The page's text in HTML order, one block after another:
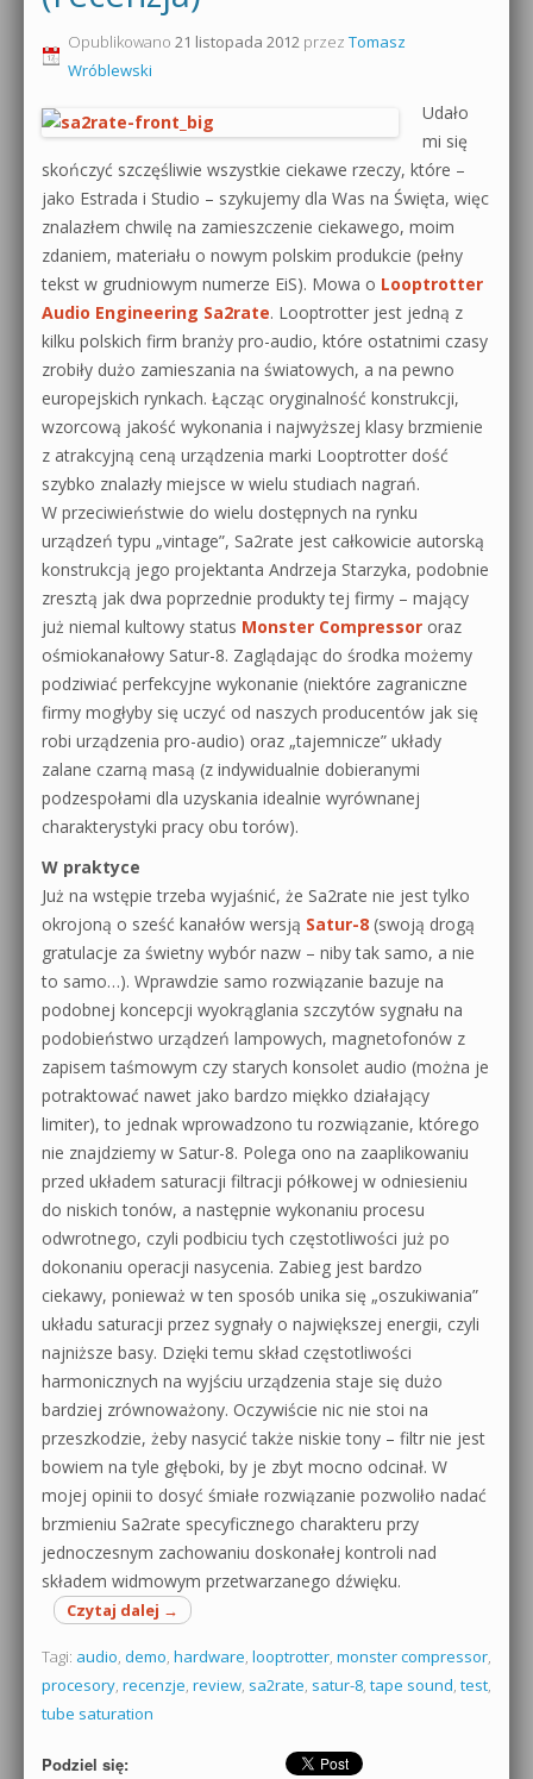
Produkcja muzyczna od podstaw
Sylenth1 od podstaw
Sound Forge od podstaw
Dubstep z syntezatorem Massive
Kontakt 5 Kompendium
Pakiety
0dB.pl - informacje
Materiały dla mediów
Archiwum aktualności
Polityka prywatności
Regulamin
Działanie sklepu internetowego
Wyszukiwanie
Opublikowano 21 listopada 2012 przez Tomasz
Wróblewski
Udało
mi się
skończyć szczęśliwie wszystkie ciekawe rzeczy, które –
jako Estrada i Studio – szykujemy dla Was na Święta, więc
znalazłem chwilę na zamieszczenie ciekawego, moim
zdaniem, materiału o nowym polskim produkcie (pełny
tekst w grudniowym numerze EiS). Mowa o Looptrotter
Audio Engineering Sa2rate. Looptrotter jest jedną z
kilku polskich firm branży pro-audio, które ostatnimi czasy
zrobiły dużo zamieszania na światowych, a na pewno
europejskich rynkach. Łącząc oryginalność konstrukcji,
wzorcową jakość wykonania i najwyższej klasy brzmienie
z atrakcyjną ceną urządzenia marki Looptrotter dość
szybko znalazły miejsce w wielu studiach nagrań.
W przeciwieństwie do wielu dostępnych na rynku
urządzeń typu „vintage”, Sa2rate jest całkowicie autorską
konstrukcją jego projektanta Andrzeja Starzyka, podobnie
zresztą jak dwa poprzednie produkty tej firmy – mający
już niemal kultowy status Monster Compressor oraz
ośmiokanałowy Satur-8. Zaglądając do środka możemy
podziwiać perfekcyjne wykonanie (niektóre zagraniczne
firmy mogłyby się uczyć od naszych producentów jak się
robi urządzenia pro-audio) oraz „tajemnicze” układy
zalane czarną masą (z indywidualnie dobieranymi
podzespołami dla uzyskania idealnie wyrównanej
charakterystyki pracy obu torów).
W praktyce
Już na wstępie trzeba wyjaśnić, że Sa2rate nie jest tylko
okrojoną o sześć kanałów wersją Satur-8 (swoją drogą
gratulacje za świetny wybór nazw – niby tak samo, a nie
to samo…). Wprawdzie samo rozwiązanie bazuje na
podobnej koncepcji wyokrąglania szczytów sygnału na
podobieństwo urządzeń lampowych, magnetofonów z
zapisem taśmowym czy starych konsolet audio (można je
potraktować nawet jako bardzo miękko działający
limiter), to jednak wprowadzono tu rozwiązanie, którego
nie znajdziemy w Satur-8. Polega ono na zaaplikowaniu
przed układem saturacji filtracji półkowej w odniesieniu
do niskich tonów, a następnie wykonaniu procesu
odwrotnego, czyli podbiciu tych częstotliwości już po
dokonaniu operacji nasycenia. Zabieg jest bardzo
ciekawy, ponieważ w ten sposób unika się „oszukiwania”
układu saturacji przez sygnały o największej energii, czyli
najniższe basy. Dzięki temu skład częstotliwości
harmonicznych na wyjściu urządzenia staje się dużo
bardziej zrównoważony. Oczywiście nic nie stoi na
przeszkodzie, żeby nasycić także niskie tony – filtr nie jest
bowiem na tyle głęboki, by je zbyt mocno odcinał. W
mojej opinii to dosyć śmiałe rozwiązanie pozwoliło nadać
brzmieniu Sa2rate specyficznego charakteru przy
jednoczesnym zachowaniu doskonałej kontroli nad
składem widmowym przetwarzanego dźwięku.
Czytaj dalej →
Tagi: audio, demo, hardware, looptrotter, monster compressor,
procesory, recenzje, review, sa2rate, satur-8, tape sound, test,
tube saturation
Podziel się: